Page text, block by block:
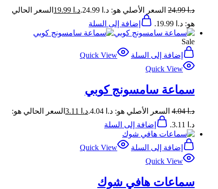
د.ا24.99 السعر الأصلي هو: د.ا 24.99. د.ا
السعر الحالي
هو: د.ا 19.99.
إضافة إلى السلة
Sale
إضافة إلى السلة
Quick View
Quick View
سماعة سامسونج كوبي
د.ا4.04 السعر الأصلي هو: د.ا 4.04. د.ا
السعر الحالي هو:
د.ا 3.11.
إضافة إلى السلة
إضافة إلى السلة
Quick View
Quick View
سماعات هافي شوك